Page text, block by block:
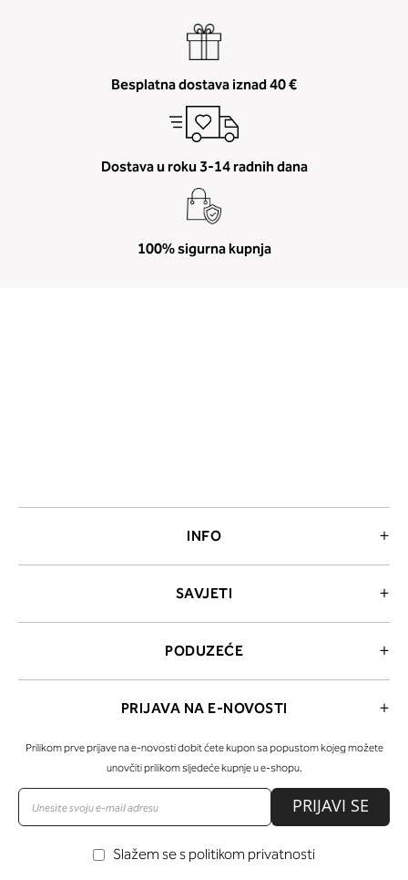
Besplatna dostava iznad 40 €
Dostava u roku 3-14 radnih dana
100% sigurna kupnja
INFO
SAVJETI
PODUZEĆE
PRIJAVA NA E-NOVOSTI
Prilikom prve prijave na e-novosti dobit ćete kupon sa popustom kojeg možete
unovčiti prilikom sljedeće kupnje u e-shopu.
PRIJAVI SE
Slažem se s politikom privatnosti